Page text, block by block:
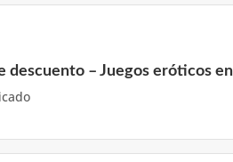
descuento – Juegos eróticos